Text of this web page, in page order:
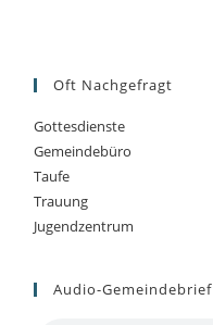
Oft Nachgefragt
Gottesdienste
Gemeindebüro
Taufe
Trauung
Jugendzentrum
Audio-Gemeindebrief